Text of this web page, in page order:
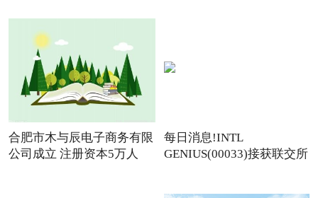
合肥市木与辰电子商务有限
公司成立 注册资本5万人
每日消息!INTL
GENIUS(00033)接获联交所